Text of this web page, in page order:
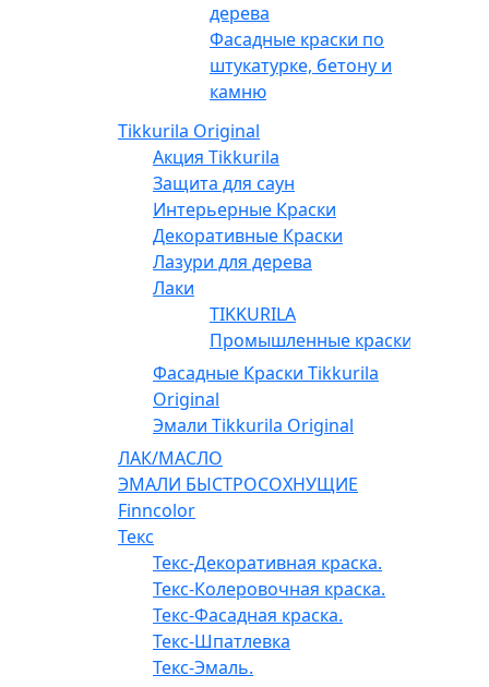
дерева
Фасадные краски по
штукатурке, бетону и
камню
Tikkurila Original
Акция Tikkurila
Защита для саун
Интерьерные Краски
Декоративные Краски
Лазури для дерева
Лаки
TIKKURILA
Промышленные краски
Фасадные Краски Tikkurila
Original
Эмали Tikkurila Original
ЛАК/МАСЛО
ЭМАЛИ БЫСТРОСОХНУЩИЕ
Finncolor
Текс
Текс-Декоративная краска.
Текс-Колеровочная краска.
Текс-Фасадная краска.
Текс-Шпатлевка
Текс-Эмаль.